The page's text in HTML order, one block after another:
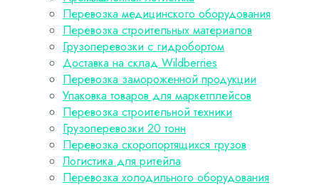
Перевозка медицинского оборудования
Перевозка строительных материалов
Грузоперевозки с гидробортом
Доставка на склад Wildberries
Перевозка замороженной продукции
Упаковка товаров для маркетплейсов
Перевозка строительной техники
Грузоперевозки 20 тонн
Перевозка скоропортящихся грузов
Логистика для ритейла
Перевозка холодильного оборудования